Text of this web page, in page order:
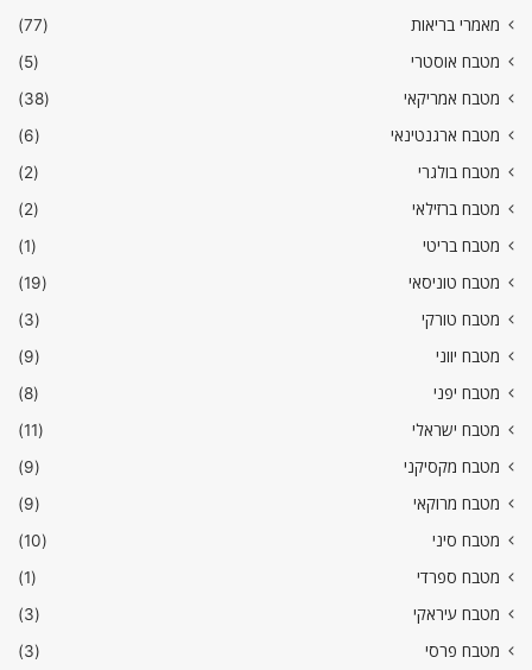
מאמרי בריאות
(77)
מטבח אוסטרי
(5)
מטבח אמריקאי
(38)
מטבח ארגנטינאי
(6)
מטבח בולגרי
(2)
מטבח ברזילאי
(2)
מטבח בריטי
(1)
מטבח טוניסאי
(19)
מטבח טורקי
(3)
מטבח יווני
(9)
מטבח יפני
(8)
מטבח ישראלי
(11)
מטבח מקסיקני
(9)
מטבח מרוקאי
(9)
מטבח סיני
(10)
מטבח ספרדי
(1)
מטבח עיראקי
(3)
מטבח פרסי
(3)